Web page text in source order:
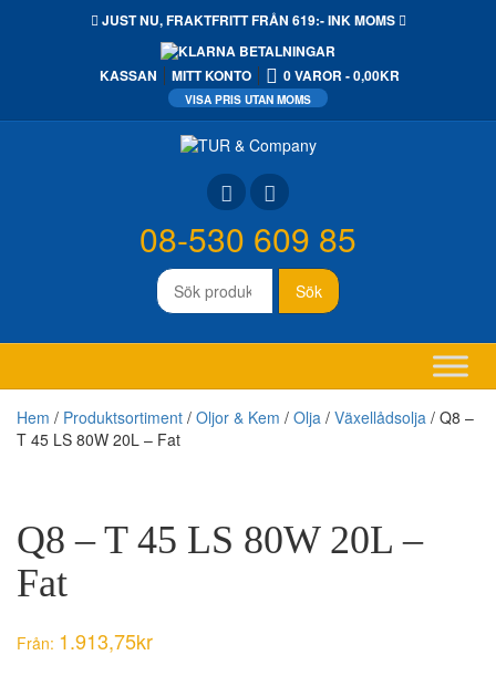
JUST NU,FRAKTFRITTFRÅN 619:- INK MOMS
KASSAN MITT KONTO 0 VAROR 0,00KR
Sök
efter:
Sök
08-530 609 85
Hem / Produktsortiment / Oljor & Kem / Olja / Växellådsolja / Q8 –
T 45 LS 80W 20L – Fat
Q8 – T 45 LS 80W 20L –
Fat
Från: 1.913,75kr